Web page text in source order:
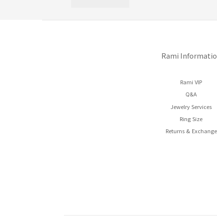
Rami
Rami VIP
Q&A
Jewelry Services
Ring Size
Returns & Exchange